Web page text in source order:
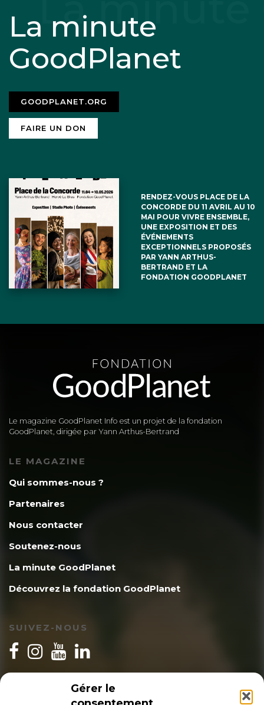
Gérer le
La minute
GoodPlanet
GOODPLANET.ORG
FAIRE UN DON
RENDEZ-VOUS PLACE DE LA
CONCORDE DU 11 AVRIL AU 10
MAI POUR VIVRE ENSEMBLE,
UNE EXPOSITION ET DES
ÉVÉNEMENTS
EXCEPTIONNELS PROPOSÉS
PAR YANN ARTHUS-
BERTRAND ET LA
FONDATION GOODPLANET
Le magazine GoodPlanet Info est un projet de la fondation
GoodPlanet, dirigée par Yann Arthus-Bertrand
LE MAGAZINE
Qui sommes-nous ?
Partenaires
Nous contacter
Soutenez-nous
La minute GoodPlanet
Découvrez la fondation GoodPlanet
SUIVEZ-NOUS
INSCRIPTION NEWSLETTER